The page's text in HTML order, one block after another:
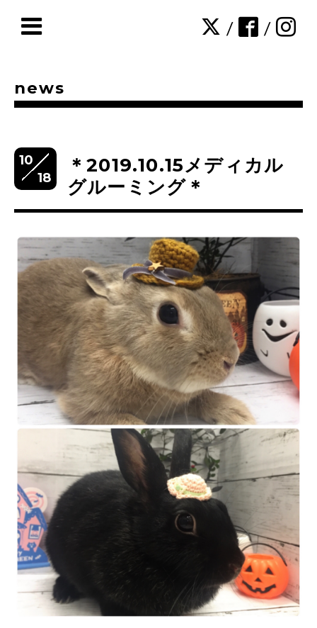
/ /
news
10
18
＊2019.10.15メディカル
グルーミング＊